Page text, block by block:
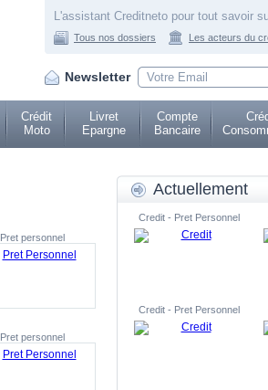
L'assistant Creditneto pour tout savoir
Tous nos dossiers Les acteurs du
Newsletter
Crédit
Moto
Livret
Epargne
Compte
Bancaire
Pret personnel
Pret personnel
Actuellement
Credit - Pret Personnel
Credit - Pret Personnel